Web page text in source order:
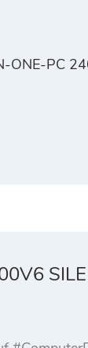
ONE-PC